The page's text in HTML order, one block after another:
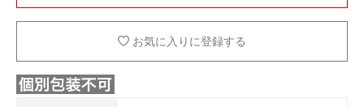
お気に入りに登録する